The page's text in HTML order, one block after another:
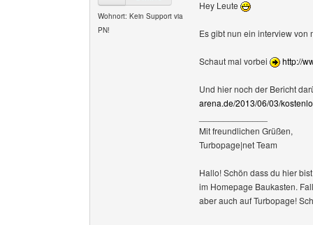
Wohnort: Kein Support via
PN!
Hey Leute
Es gibt nun ein interview von
Schaut mal vorbei http://
Und hier noch der Bericht
arena.de/2013/06/03/
Mit freundlichen Grüßen,
Turbopage|net Team
Hallo! Schön dass du hier
im Homepage Baukasten.
aber auch auf Turbopage!